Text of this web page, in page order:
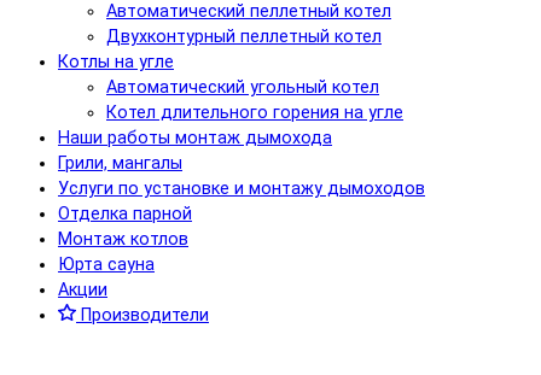
Автоматический пеллетный котел
Двухконтурный пеллетный котел
Котлы на угле
Автоматический угольный котел
Котел длительного горения на угле
Наши работы монтаж дымохода
Грили, мангалы
Услуги по установке и монтажу дымоходов
Отделка парной
Монтаж котлов
Юрта сауна
Акции
Производители